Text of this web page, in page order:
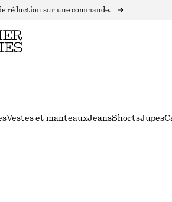
réduction sur une commande.
Vestes et manteauxJeansShortsJupes